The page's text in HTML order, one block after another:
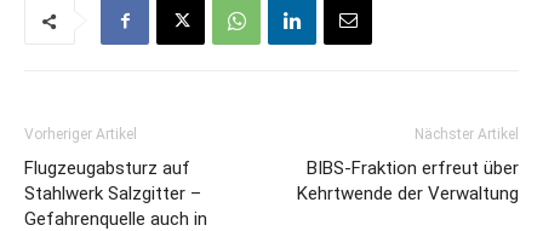
Vorheriger Artikel
Flugzeugabsturz auf
Stahlwerk Salzgitter –
Gefahrenquelle auch in
Nächster Artikel
BIBS-Fraktion erfreut über
Kehrtwende der Verwaltung